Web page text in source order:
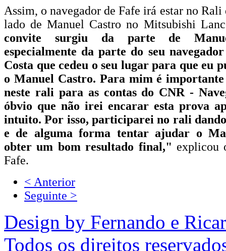
Assim, o navegador de Fafe irá estar no Rali
lado de Manuel Castro no Mitsubishi
convite surgiu da parte de
especialmente da parte do seu
Costa que cedeu o seu lugar para que eu
o Manuel Castro. Para mim é importante
neste rali para as contas do CNR -
óbvio que não irei encarar esta prova
intuito. Por isso, participarei no rali
e de alguma forma tentar ajudar o
obter um bom resultado final," explicou
Fafe.
< Anterior
Seguinte >
Design by Fernando e
Todos os direitos